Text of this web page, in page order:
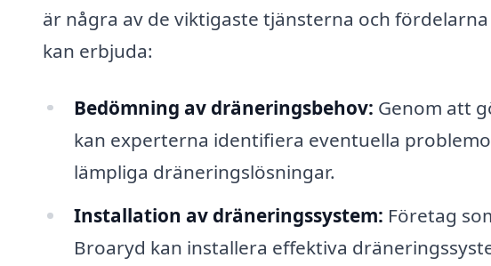
är några av de viktigaste tjänsterna och
kan erbjuda:
Bedömning av dräneringsbehov: Genom att
kan experterna identifiera eventuella
lämpliga dräneringslösningar.
Installation av dräneringssystem: Företag
Broaryd kan installera effektiva